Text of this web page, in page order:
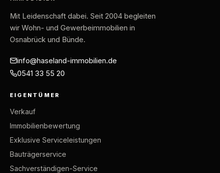
Mit Leidenschaft dabei. Seit 2004 begleiten
wir Wohn- und Gewerbeimmobilien in
Osnabrück und Bünde.
info@haseland-immobilien.de
0541 33 55 20
EIGENTÜMER
Verkauf
Immobilienbewertung
Exklusive Serviceleistungen
Bauträgerservice
Sachverständigen-Service